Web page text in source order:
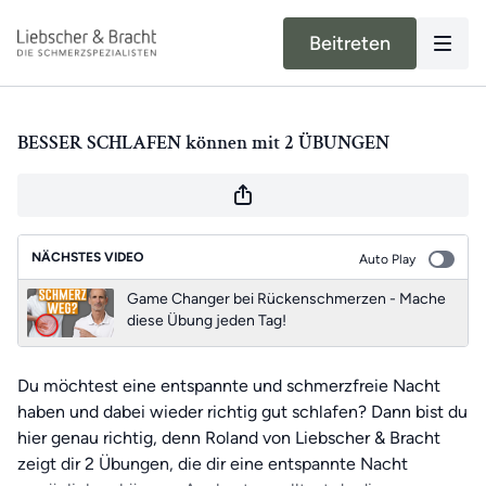
Beitreten
BESSER SCHLAFEN können mit 2 ÜBUNGEN
NÄCHSTES VIDEO Auto Play
Game Changer bei Rückenschmerzen - Mache
diese Übung jeden Tag!
Du möchtest eine entspannte und schmerzfreie Nacht
haben und dabei wieder richtig gut schlafen? Dann bist du
hier genau richtig, denn Roland von Liebscher & Bracht
zeigt dir 2 Übungen, die dir eine entspannte Nacht